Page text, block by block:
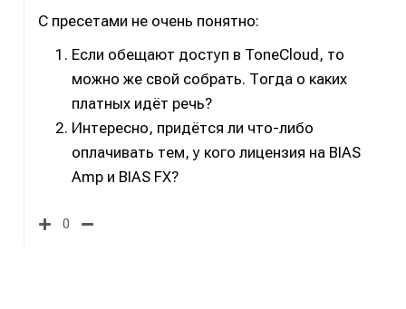
С пресетами не очень понятно:
Если обещают доступ в ToneCloud, то
можно же свой собрать. Тогда о каких
платных идёт речь?
Интересно, придётся ли что-либо
оплачивать тем, у кого лицензия на BIAS
Amp и BIAS FX?
0